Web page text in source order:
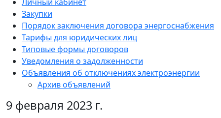
Закупки
Порядок заключения договора энергоснабжения
Тарифы для юридических лиц
Типовые формы договоров
Уведомления о задолженности
Объявления об отключениях электроэнергии
Архив объявлений
9 февраля 2023 г.